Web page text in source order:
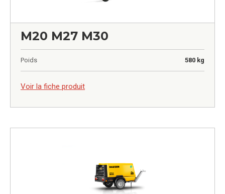
M20 M27 M30
Poids 580 kg
Voir la fiche produit